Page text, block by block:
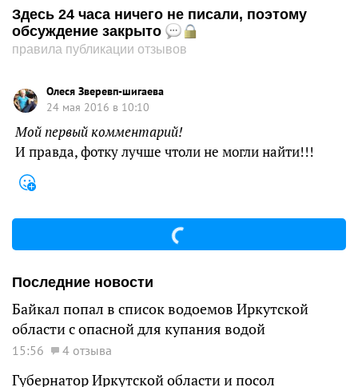
Здесь 24 часа ничего не писали, поэтому
обсуждение закрыто
правила публикации отзывов
Олеся Зверевп-шигаева
24 мая 2016 в 10:10
Мой первый комментарий!
И правда, фотку лучше чтоли не могли найти!!!
Последние новости
Байкал попал в список водоемов Иркутской
области с опасной для купания водой
15:56 4 отзыва
Губернатор Иркутской области и посол